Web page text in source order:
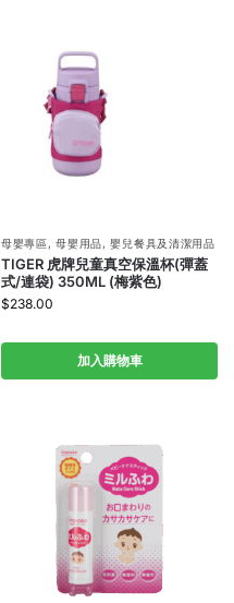
母嬰專區,母嬰用品,嬰兒餐具及清潔用品
TIGER 虎牌兒童真空保溫杯(彈蓋
式/連袋) 350ML (梅紫色)
$238.00
加入購物車